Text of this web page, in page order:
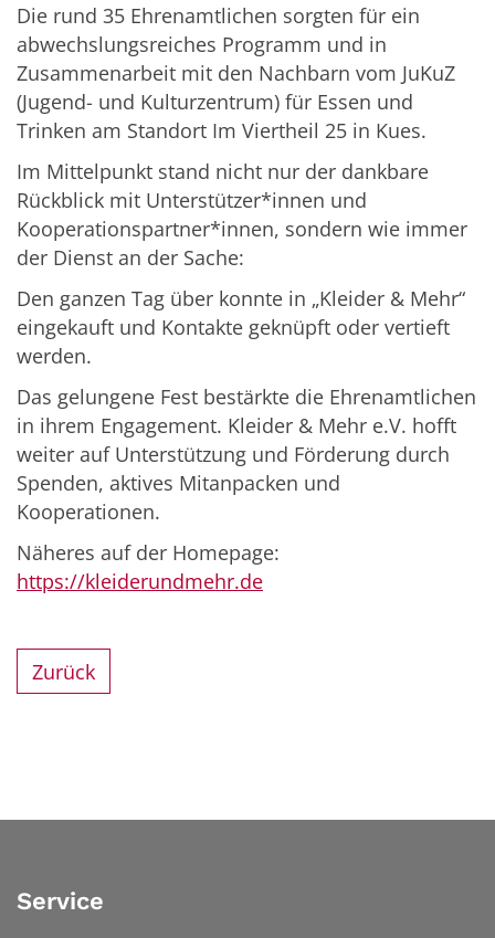
Die rund 35 Ehrenamtlichen sorgten für ein
abwechslungsreiches Programm und in
Zusammenarbeit mit den Nachbarn vom JuKuZ
(Jugend- und Kulturzentrum) für Essen und
Trinken am Standort Im Viertheil 25 in Kues.
Im Mittelpunkt stand nicht nur der dankbare
Rückblick mit Unterstützer*innen und
Kooperationspartner*innen, sondern wie immer
der Dienst an der Sache:
Den ganzen Tag über konnte in „Kleider & Mehr“
eingekauft und Kontakte geknüpft oder vertieft
werden.
Das gelungene Fest bestärkte die Ehrenamtlichen
in ihrem Engagement. Kleider & Mehr e.V. hofft
weiter auf Unterstützung und Förderung durch
Spenden, aktives Mitanpacken und
Kooperationen.
Näheres auf der Homepage:
https://kleiderundmehr.de
Zurück
Service